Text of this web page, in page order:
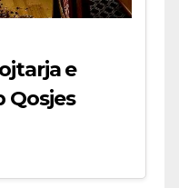
e
Qosjes